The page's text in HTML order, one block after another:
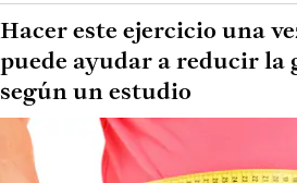
Hacer este ejercicio una
puede ayudar a reducir la
según un estudio